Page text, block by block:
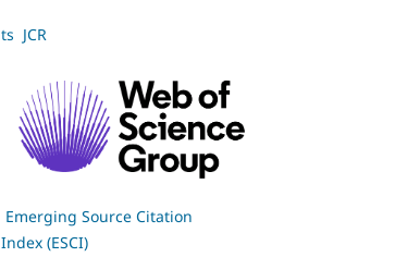
ts JCR
Emerging Source Citation
Index (ESCI)